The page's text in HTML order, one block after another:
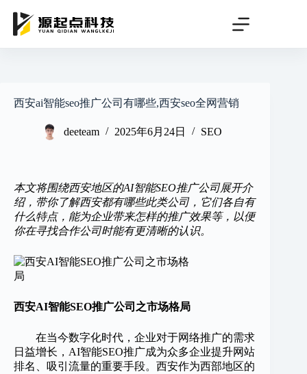
容
西安ai智能seo推广公司有哪些,西安seo全网营销
deeteam 2025年6月24日 SEO
本文将围绕西安地区的AI智能SEO推广公司展开介
绍，带你了解西安都有哪些此类公司，它们各自有
什么特点，能为企业带来怎样的推广效果等，以便
你在寻找合作公司时能有更清晰的认识。
西安AI智能SEO推广公司之市场格局
在当今数字化时代，企业对于网络推广的需求
日益增长，AI智能SEO推广成为众多企业提升网站
排名、吸引流量的重要手段。西安作为西部地区的